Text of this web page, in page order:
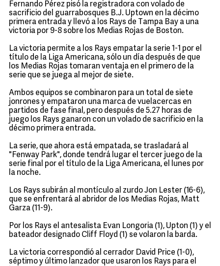
Fernando Pérez pisó la registradora con volado de
sacrificio del guarrabosques B.J. Uptown en la décimo
primera entrada y llevó a los Rays de Tampa Bay a una
victoria por 9-8 sobre los Medias Rojas de Boston.
La victoria permite a los Rays empatar la serie 1-1 por el
título de la Liga Americana, sólo un día después de que
los Medias Rojas tomaran ventaja en el primero de la
serie que se juega al mejor de siete.
Ambos equipos se combinaron para un total de siete
jonrones y empataron una marca de vuelacercas en
partidos de fase final, pero después de 5.27 horas de
juego los Rays ganaron con un volado de sacrificio en la
décimo primera entrada.
La serie, que ahora está empatada, se trasladará al
"Fenway Park", donde tendrá lugar el tercer juego de la
serie final por el título de la Liga Americana, el lunes por
la noche.
Los Rays subirán al montículo al zurdo Jon Lester (16-6),
que se enfrentará al abridor de los Medias Rojas, Matt
Garza (11-9).
Por los Rays el antesalista Evan Longoria (1), Upton (1) y el
bateador designado Cliff Floyd (1) se volaron la barda.
La victoria correspondió al cerrador David Price (1-0),
séptimo y último lanzador que usaron los Rays para el